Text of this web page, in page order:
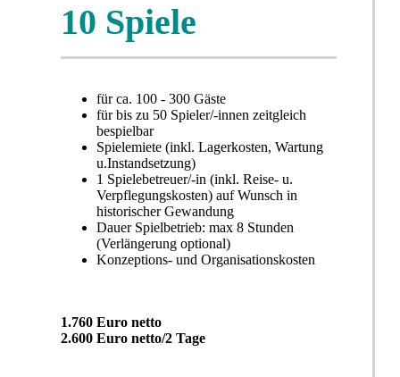
10 Spiele
für ca. 100 - 300 Gäste
für bis zu 50 Spieler/-innen zeitgleich
bespielbar
Spielemiete (inkl. Lagerkosten, Wartung
u.Instandsetzung)
1 Spielebetreuer/-in (inkl. Reise- u.
Verpflegungskosten) auf Wunsch in
historischer Gewandung
Dauer Spielbetrieb: max 8 Stunden
(Verlängerung optional)
Konzeptions- und Organisationskosten
1.760 Euro netto
2.600 Euro netto/2 Tage